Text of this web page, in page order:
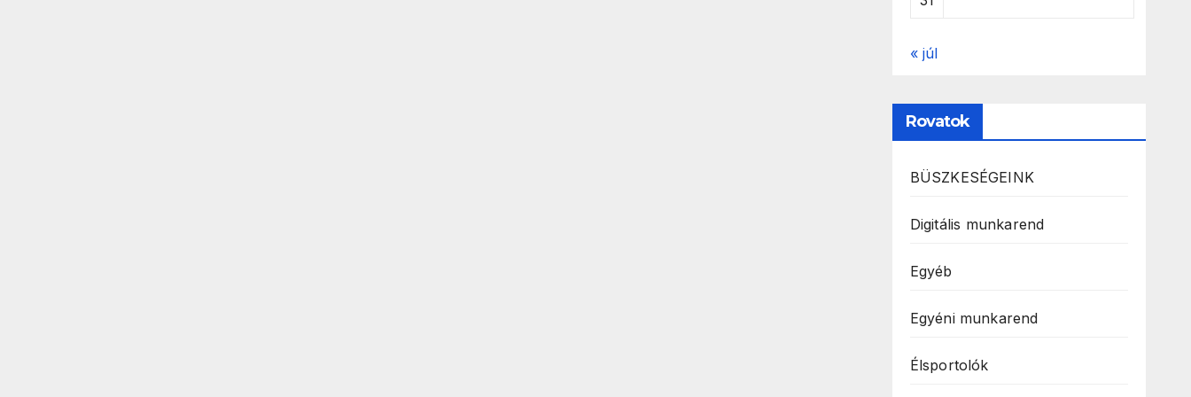
« júl
Rovatok
BÜSZKESÉGEINK
Digitális munkarend
Egyéb
Egyéni munkarend
Élsportolók